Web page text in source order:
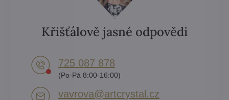
Křišťálově jasné odpovědi
725 087 878​
(Po-Pá 8:00-16:00)
vavrova​@artcrystal​.cz